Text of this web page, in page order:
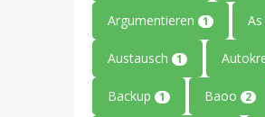
Argumentieren 1
Austausch 1
Backup 1 Baoo 2